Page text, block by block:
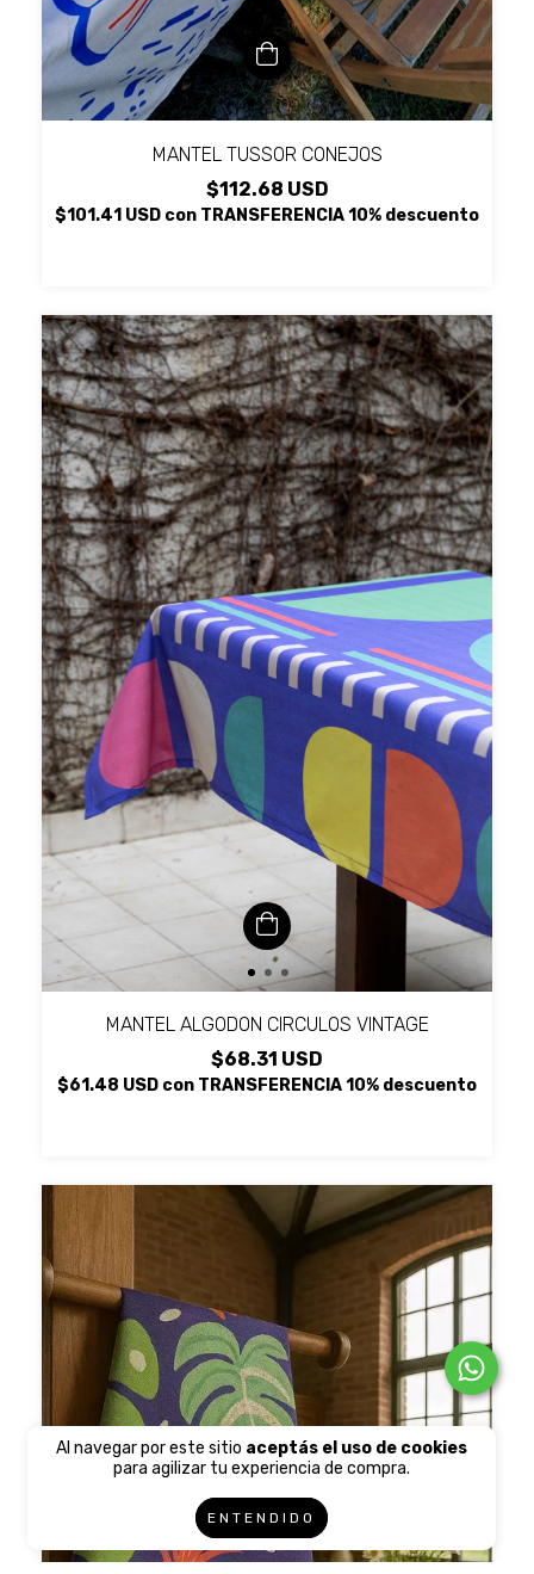
Al navegar por este sitio aceptás el uso de cookies
para agilizar tu experiencia de compra.
ENTENDIDO
MANTEL TUSSOR CONEJOS
$112.68 USD
$101.41 USD con TRANSFERENCIA 10% descuento
MANTEL ALGODON CIRCULOS VINTAGE
$68.31 USD
$61.48 USD con TRANSFERENCIA 10% descuento